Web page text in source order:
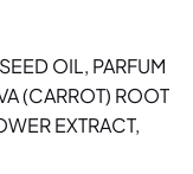
OIL, PARFUM
(CARROT) ROOT
EXTRACT,